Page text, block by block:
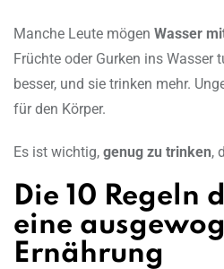
Manche Leute mögen Wasser
Früchte oder Gurken ins Wasser
besser, und sie trinken mehr.
für den Körper.
Es ist wichtig, genug zu trinken,
Die 10 Regeln
eine
Ernährung